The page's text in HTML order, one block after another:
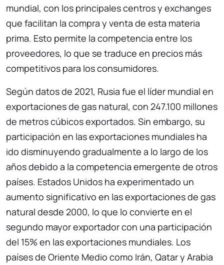
mundial, con los principales centros y exchanges
que facilitan la compra y venta de esta materia
prima. Esto permite la competencia entre los
proveedores, lo que se traduce en precios más
competitivos para los consumidores.
Según datos de 2021, Rusia fue el líder mundial en
exportaciones de gas natural, con 247.100 millones
de metros cúbicos exportados. Sin embargo, su
participación en las exportaciones mundiales ha
ido disminuyendo gradualmente a lo largo de los
años debido a la competencia emergente de otros
países. Estados Unidos ha experimentado un
aumento significativo en las exportaciones de gas
natural desde 2000, lo que lo convierte en el
segundo mayor exportador con una participación
del 15% en las exportaciones mundiales. Los
países de Oriente Medio como Irán, Qatar y Arabia